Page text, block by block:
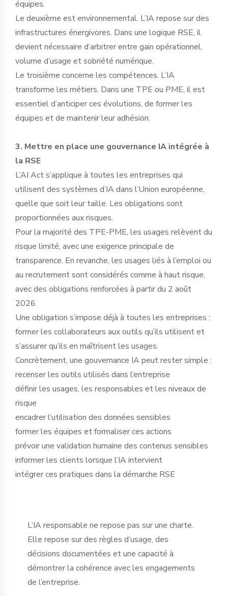
équipes.
Le deuxième est environnemental. L’IA repose sur des
infrastructures énergivores. Dans une logique RSE, il
devient nécessaire d’arbitrer entre gain opérationnel,
volume d’usage et sobriété numérique.
Le troisième concerne les compétences. L’IA
transforme les métiers. Dans une TPE ou PME, il est
essentiel d’anticiper ces évolutions, de former les
équipes et de maintenir leur adhésion.
3. Mettre en place une gouvernance IA intégrée à
la RSE
L’AI Act s’applique à toutes les entreprises qui
utilisent des systèmes d’IA dans l’Union européenne,
quelle que soit leur taille. Les obligations sont
proportionnées aux risques.
Pour la majorité des TPE-PME, les usages relèvent du
risque limité, avec une exigence principale de
transparence. En revanche, les usages liés à l’emploi ou
au recrutement sont considérés comme à haut risque,
avec des obligations renforcées à partir du 2 août
2026.
Une obligation s’impose déjà à toutes les entreprises :
former les collaborateurs aux outils qu’ils utilisent et
s’assurer qu’ils en maîtrisent les usages.
Concrètement, une gouvernance IA peut rester simple :
recenser les outils utilisés dans l’entreprise
définir les usages, les responsables et les niveaux de
risque
encadrer l’utilisation des données sensibles
former les équipes et formaliser ces actions
prévoir une validation humaine des contenus sensibles
informer les clients lorsque l’IA intervient
intégrer ces pratiques dans la démarche RSE
L’IA responsable ne repose pas sur une charte.
Elle repose sur des règles d’usage, des
décisions documentées et une capacité à
démontrer la cohérence avec les engagements
de l’entreprise.